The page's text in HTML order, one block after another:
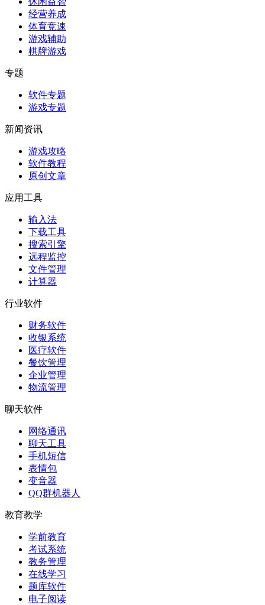
经营养成
体育竞速
游戏辅助
棋牌游戏
专题
软件专题
游戏专题
新闻资讯
游戏攻略
软件教程
原创文章
应用工具
输入法
下载工具
搜索引擎
远程监控
文件管理
计算器
行业软件
财务软件
收银系统
医疗软件
餐饮管理
企业管理
物流管理
聊天软件
网络通讯
聊天工具
手机短信
表情包
变音器
QQ群机器人
教育教学
学前教育
考试系统
教务管理
在线学习
题库软件
电子阅读